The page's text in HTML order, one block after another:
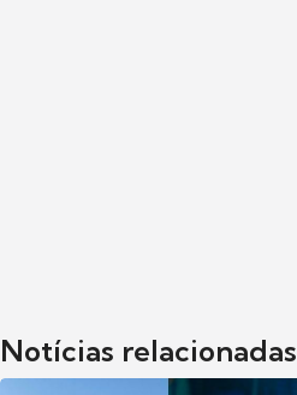
Notícias relacionadas